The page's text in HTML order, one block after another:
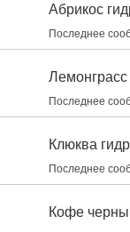
Абрикос
Последнее
Лемонграсс
Последнее
Клюква
Последнее
Кофе